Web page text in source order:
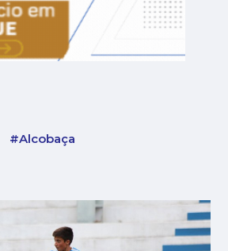
#Alcobaça